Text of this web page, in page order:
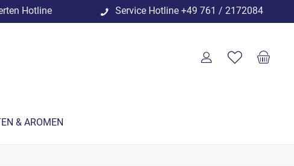
Hotline Service Hotline +49 761 / 2172084
& AROMEN